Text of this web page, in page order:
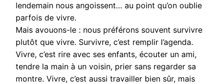
lendemain nous angoissent… au point qu’on oublie
parfois de vivre.
Mais avouons-le : nous préférons souvent survivre
plutôt que vivre. Survivre, c’est remplir l’agenda.
Vivre, c’est rire avec ses enfants, écouter un ami,
tendre la main à un voisin, prier sans regarder sa
montre. Vivre, c’est aussi travailler bien sûr, mais